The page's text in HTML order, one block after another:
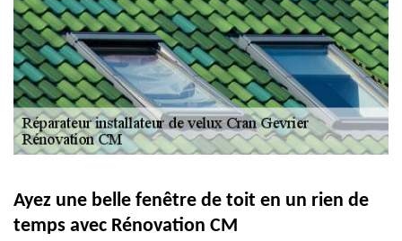
Ayez une belle fenêtre de toit en un rien de
temps avec Rénovation CM